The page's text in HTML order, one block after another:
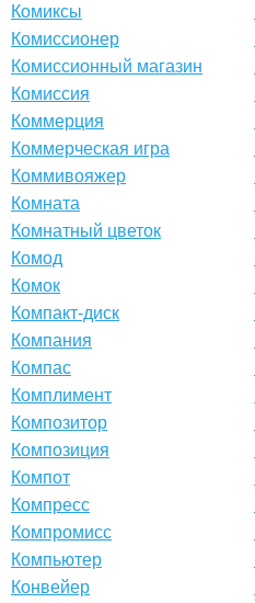
Комиксы
Комиссионер
Комиссионный магазин
Комиссия
Коммерция
Коммерческая игра
Коммивояжер
Комната
Комнатный цветок
Комод
Комок
Компакт-диск
Компания
Компас
Комплимент
Композитор
Композиция
Компот
Компресс
Компромисс
Компьютер
Конвейер